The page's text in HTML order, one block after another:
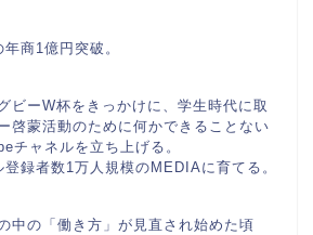
商1億円突破。
ビーW杯をきっかけに、学生時代に取
啓蒙活動のために何かできることない
チャネルを立ち上げる。
録者数1万人規模のMEDIAに育てる。
中の「働き方」が見直され始めた頃